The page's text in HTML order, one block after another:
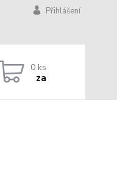
Přihlášení
0 ks
za